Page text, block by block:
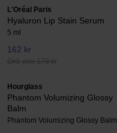
L'Oréal Paris
Hyaluron Lip Stain Serum
5 ml
162 kr
Ord. pris 179 kr
Hourglass
Phantom Volumizing Glossy
Balm
Phantom Volumizing Glossy Balm